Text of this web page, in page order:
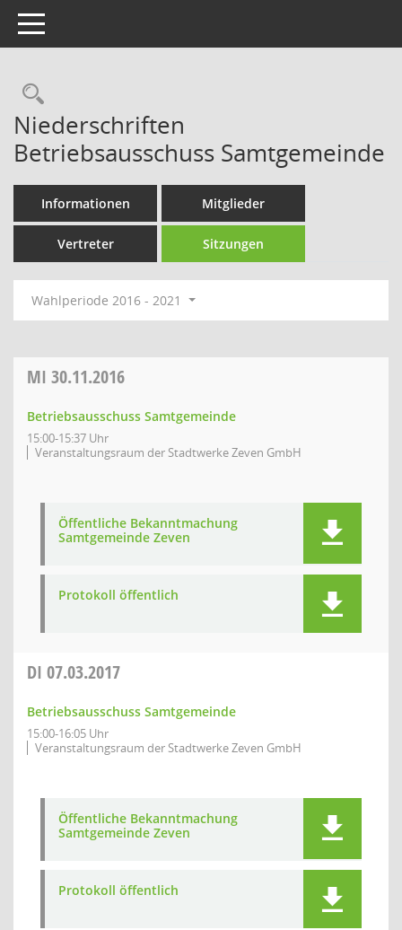
Toggle navigation
Rechercheauswahl
Niederschriften
Betriebsausschuss Samtgemeinde
Informationen Mitglieder
Vertreter Sitzungen
Wahlperiode 2016 - 2021
MI 30.11.2016
Betriebsausschuss Samtgemeinde
15:00-15:37 Uhr
Veranstaltungsraum der Stadtwerke Zeven GmbH
Öffentliche Bekanntmachung
Samtgemeinde Zeven
Protokoll öffentlich
DI 07.03.2017
Betriebsausschuss Samtgemeinde
15:00-16:05 Uhr
Veranstaltungsraum der Stadtwerke Zeven GmbH
Öffentliche Bekanntmachung
Samtgemeinde Zeven
Protokoll öffentlich